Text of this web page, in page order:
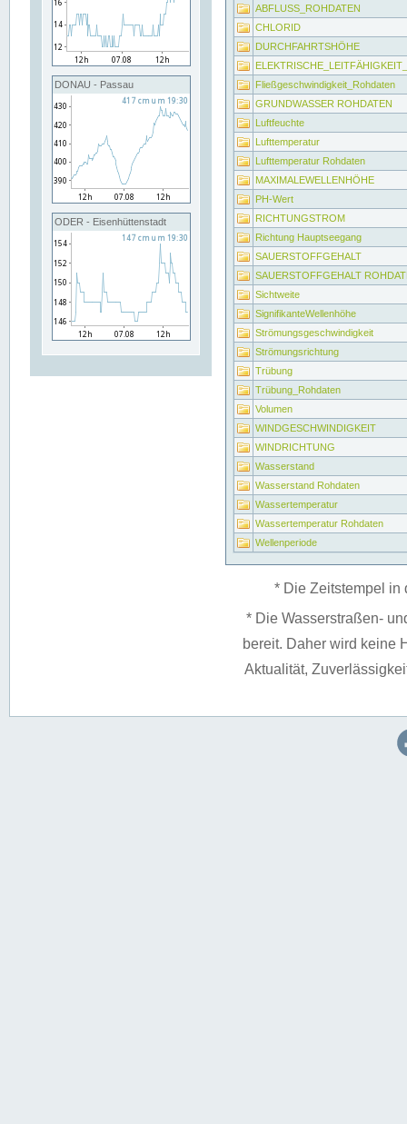
DONAU - Passau
ODER - Eisenhüttenstadt
ABFLUSS_ROHDATEN
CHLORID
DURCHFAHRTSHÖHE
Fließgeschwindigkeit_Rohdaten
GRUNDWASSER ROHDATEN
Luftfeuchte
Lufttemperatur
Lufttemperatur Rohdaten
MAXIMALEWELLENHÖHE
PH-Wert
RICHTUNGSTROM
Richtung Hauptseegang
SAUERSTOFFGEHALT
SAUERSTOFFGEHALT
Sichtweite
SignifikanteWellenhöhe
Strömungsgeschwindigkeit
Strömungsrichtung
Trübung
Trübung_Rohdaten
Volumen
WINDGESCHWINDIGKEIT
WINDRICHTUNG
Wasserstand
Wasserstand Rohdaten
Wassertemperatur
Wassertemperatur Rohdaten
Wellenperiode
* Die Zeitstempel in
* Die Wasserstraßen-
bereit. Daher wird keine
Aktualität,